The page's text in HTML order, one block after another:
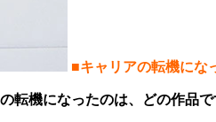
■キャリアの転機にな
転機になったのは、どの作品で